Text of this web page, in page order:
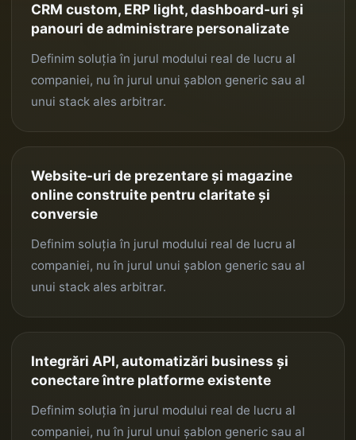
CRM custom, ERP light, dashboard-uri și
panouri de administrare personalizate
Definim soluția în jurul modului real de lucru al
companiei, nu în jurul unui șablon generic sau al
unui stack ales arbitrar.
Website-uri de prezentare și magazine
online construite pentru claritate și
conversie
Definim soluția în jurul modului real de lucru al
companiei, nu în jurul unui șablon generic sau al
unui stack ales arbitrar.
Integrări API, automatizări business și
conectare între platforme existente
Definim soluția în jurul modului real de lucru al
companiei, nu în jurul unui șablon generic sau al